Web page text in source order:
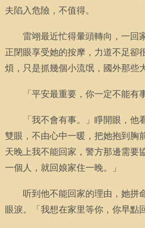
夫陷入危險，不值得。
雷翊最近忙得暈頭轉向，一回
正閉眼享受她的按摩，力道不足卻
煩，只是抓幾個小流氓，國外那些
「平安最重要，你一定不能有
「我不會有事。」睜開眼，他
雙眼，不由心中一暖，把她抱到胸
天晚上我不能回家，警方那邊需要
一個人，就回娘家住一晚。」
听到他不能回家的理由，她拼
眼淚。「我想在家里等你，你早點